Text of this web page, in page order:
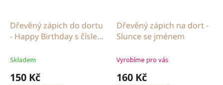
Dřevěný zápich do dortu
- Happy Birthday s číslem
Skladem
150 Kč
Dřevěný zápich na dort -
Slunce se jménem
Vyrobíme pro vás
160 Kč